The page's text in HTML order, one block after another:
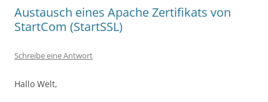
Austausch eines Apache Zertifikats von
StartCom (StartSSL)
Schreibe eine Antwort
Hallo Welt,